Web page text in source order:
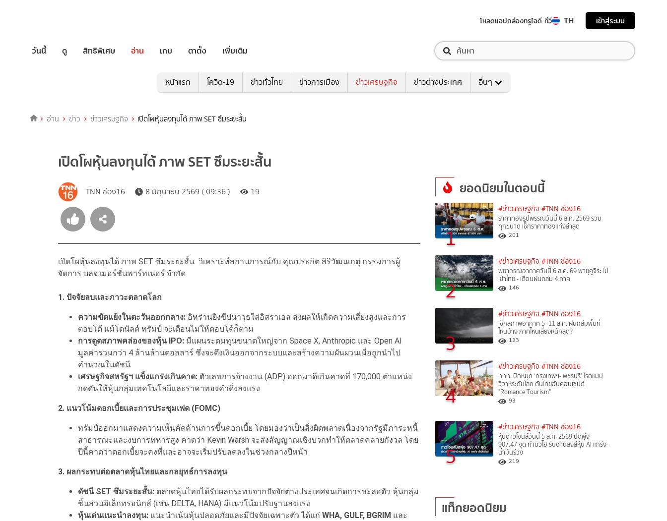
โหลดแอปกล่องทรูไอดี ทีวี TH เข้าสู่ระบบ
วันนี้ ดู สิทธิพิเศษ อ่าน เกม ตาตั้ง เพิ่มเติม
หน้าแรก โควิด-19 ข่าวทั่วไทย ข่าวการเมือง ข่าวเศรษฐกิจ ข่าวต่างประเทศ อื่นๆ
อ่าน ข่าว ข่าวเศรษฐกิจ เปิดโผหุ้นลงทุนได้ ภาพ SET ซึมระยะสั้น
เปิดโผหุ้นลงทุนได้ ภาพ SET ซึมระยะสั้น
TNN ช่อง16 8 มิถุนายน 2569 ( 09:36 ) 19
เปิดโผหุ้นลงทุนได้ ภาพ SET ซึมระยะสั้น วิเคราะห์สถานการณ์กับ คุณประกิต สิริวัฒนเกตุ กรรมการผู้
จัดการ บลจ.เมอร์ชั่นพาร์ทเนอร์ จำกัด
1. ปัจจัยลบและภาวะตลาดโลก
ความขัดแย้งในตะวันออกกลาง: อิหร่านยิงขีปนาวุธใส่อิสราเอล ส่งผลให้เกิดความเสี่ยงสูงและการ
ตอบโต้ แม้โดนัลด์ ทรัมป์ จะเตือนไม่ให้ตอบโต้ก็ตาม
การดูดสภาพคล่องของหุ้น IPO: มีแผนระดมทุนขนาดใหญ่จาก Space X, Anthropic และ Open AI
มูลค่ารวมกว่า 4 ล้านล้านดอลลาร์ ซึ่งจะดึงเงินออกจากระบบและสร้างความผันผวนเมื่อถูกนำไป
คำนวณในดัชนี
เศรษฐกิจสหรัฐฯ แข็งแกร่งเกินคาด: ตัวเลขการจ้างงาน (ADP) ออกมาดีเกินคาดที่ 170,000 ตำแหน่ง
กดดันให้หุ้นกลุ่มเทคโนโลยีและราคาทองคำดิ่งลงแรง
2. แนวโน้มดอกเบี้ยและการประชุมเฟด (FOMC)
ทรัมป์ออกมาแสดงความเห็นคัดค้านการขึ้นดอกเบี้ย โดยมองว่าเป็นสิ่งผิดพลาดเนื่องจากรัฐมีภาระหนี้
สาธารณะและงบการทหารสูง คาดว่า Kevin Warsh จะส่งสัญญาณเชิงบวกทำให้ตลาดคลายกังวล โดย
ปีนี้คาดว่าดอกเบี้ยจะคงที่และอาจจะเริ่มปรับลดลงในช่วงกลางปีหน้า
3. ผลกระทบต่อตลาดหุ้นไทยและกลยุทธ์การลงทุน
ดัชนี SET ซึมระยะสั้น: ตลาดหุ้นไทยได้รับผลกระทบจากปัจจัยต่างประเทศจนเกิดการชะลอตัว หุ้นกลุ่ม
ชิ้นส่วนอิเล็กทรอนิกส์ (เช่น DELTA, HANA) มีแนวโน้มปรับฐานลงแรง
หุ้นเด่นแนะนำลงทุน: แนะนำเน้นหุ้นปลอดภัยและมีปัจจัยเฉพาะตัว ได้แก่ WHA, GULF, BGRIM และ
ยอดนิยมในตอนนี้
1
#ข่าวเศรษฐกิจ #TNN ช่อง16
ราคาทองรูปพรรณวันนี้ 6 ส.ค. 2569 รวม
ทุกขนาด เช็กราคาทองแท่งล่าสุด
201
2
#ข่าวเศรษฐกิจ #TNN ช่อง16
พยากรณ์อากาศวันนี้ 6 ส.ค. 69 พายุคูจิระ ไม่
เข้าไทย - เตือนฝนถล่ม 4 ภาค
146
3
#ข่าวเศรษฐกิจ #TNN ช่อง16
เช็กสภาพอากาศ 5–11 ส.ค. ฝนถล่มพื้นที่
ไหนบ้าง ภาคไหนเสี่ยงหนักสุด?
123
4
#ข่าวเศรษฐกิจ #TNN ช่อง16
ททท. ปักหมุด ‘กรุงเทพฯ-เพชรบุรี’ โรดแมป
วิวาห์ระดับโลก ดันไทยฮับคอนเซปต์
"Romance Tourism"
93
5
#ข่าวเศรษฐกิจ #TNN ช่อง16
หุ้นดาวโจนส์วันนี้ 5 ส.ค. 2569 ปิดพุ่ง
907.47 จุด ทำนิวไฮ รับอานิสงส์หุ้น AI แกร่ง-
น้ำมันร่วง
219
แท็กยอดนิยม